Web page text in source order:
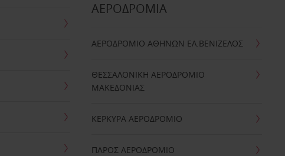
ΑΕΡΟΔΡΟΜΙΑ
ΑΕΡΟΔΡΟΜΙΟ ΑΘΗΝΩΝ ΕΛ.ΒΕΝΙΖΕΛΟΣ
ΘΕΣΣΑΛΟΝΙΚΗ ΑΕΡΟΔΡΟΜΙΟ
ΜΑΚΕΔΟΝΙΑΣ
ΚΕΡΚΥΡΑ ΑΕΡΟΔΡΟΜΙΟ
ΠΑΡΟΣ ΑΕΡΟΔΡΟΜΙΟ